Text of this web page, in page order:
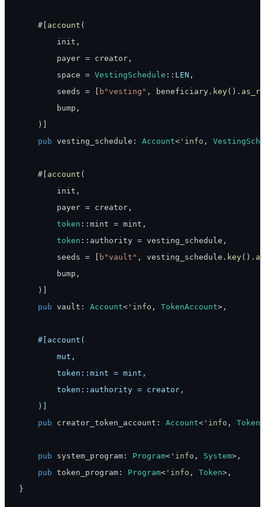
    #
[ account (
        init
,
        payer
= creator ,
        space
= VestingSchedule :: LEN ,
        seeds
= [ b"vesting" , beneficiary . key( ) .
        bump
,
) ]
pub vesting_schedule : Account< 'info ,
    #
[ account (
        init
,
        payer
= creator ,
token :: mint = mint ,
token :: authority = vesting_schedule ,
        seeds
= [ b"vault" , vesting_schedule . key( ) .
        bump
,
) ]
pub vault : Account< 'info , TokenAccount> ,
    )]
pub creator_token_account : Account< 'info ,
pub system_program : Program< 'info , System> ,
pub token_program : Program< 'info , Token> ,
}